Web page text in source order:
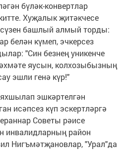
бүләк-конвертлар
Хуҗалык җитәкчесе
башлый алмый торды:
белән күмеп, эчкерсез
"Син безнең уникенче
яусын, колхозыбызның
эшли генә күр!"
эшкәртелгән
исәпсез күп эскертләргә
Советы рәисе
инвалидларның район
Нигъмәтҗановлар, "Урал"да